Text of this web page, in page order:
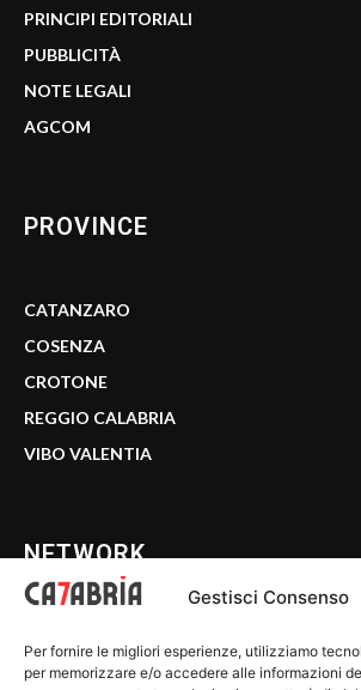
Gestisci Consenso
Per fornire le migliori esperienze, utilizziamo
per memorizzare e/o accedere alle informazioni
PRINCIPI EDITORIALI
PUBBLICITÀ
NOTE LEGALI
AGCOM
PROVINCE
CATANZARO
COSENZA
CROTONE
REGGIO CALABRIA
VIBO VALENTIA
NETWORK
WE CALABRIA